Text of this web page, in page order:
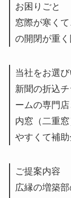
お困りごと
窓際が寒く
の開閉が重く
当社をお選
新聞の折込
ームの専門
内窓（二重
やすくて補助
ご提案内容
広縁の増築